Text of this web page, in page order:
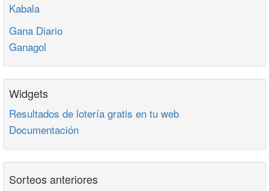
Kabala
Gana Diario
Ganagol
Widgets
Resultados de lotería gratis en tu web
Documentación
Sorteos anteriores